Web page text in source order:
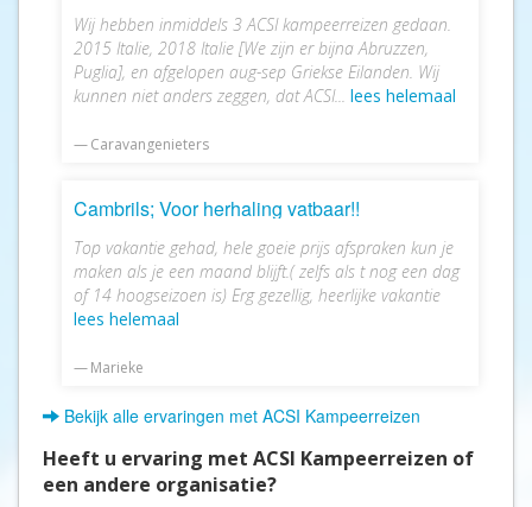
Wij hebben inmiddels 3 ACSI kampeerreizen gedaan.
2015 Italie, 2018 Italie [We zijn er bijna Abruzzen,
Puglia], en afgelopen aug-sep Griekse Eilanden. Wij
kunnen niet anders zeggen, dat ACSI...
lees helemaal
Caravangenieters
Cambrils; Voor herhaling vatbaar!!
Top vakantie gehad, hele goeie prijs afspraken kun je
maken als je een maand blijft.( zelfs als t nog een dag
of 14 hoogseizoen is) Erg gezellig, heerlijke vakantie
lees helemaal
Marieke
Bekijk alle ervaringen met ACSI Kampeerreizen
Heeft u ervaring met ACSI Kampeerreizen of
een andere organisatie?